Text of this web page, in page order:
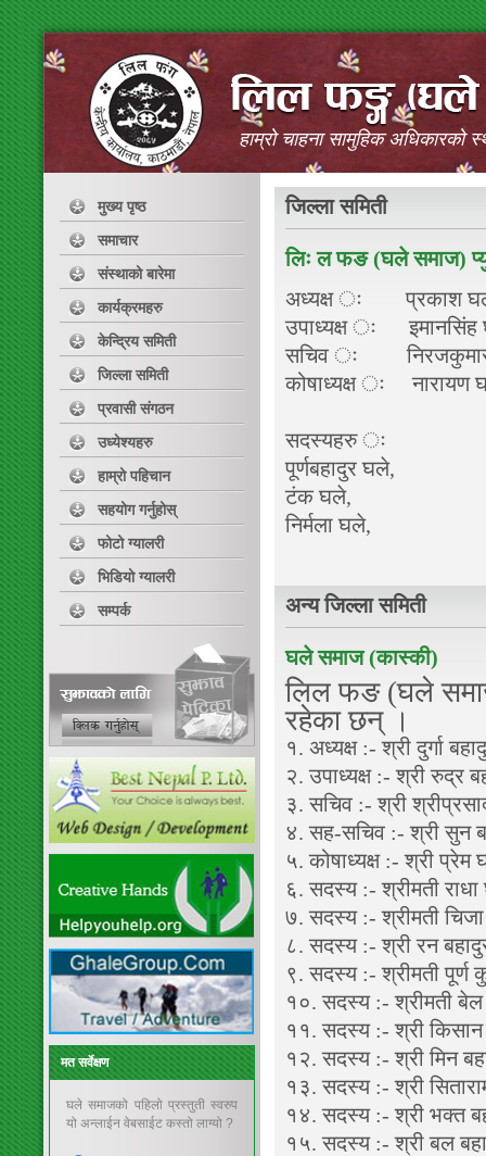
हाम्रो चाहना सामुहिक अधिकारको
मुख्य पृष्ठ
समाचार
संस्थाको बारेमा
कार्यक्रमहरु
केन्द्रिय समिती
जिल्ला समिती
प्रवासी संगठन
उध्येश्यहरु
हाम्रो पहिचान
सहयोग गर्नुहोस्
फोटो ग्यालरी
भिडियो ग्यालरी
सम्पर्क
मत सर्वेक्षण
घले समाजको पहिलो प्रस्तुती स्वरुप
यो अन्लाईन वेबसाईट कस्तो लाग्यो ?
जिल्ला समिती
लिः ल फङ (घले समाज)
अध्यक्ष ः प्रकाश
उपाध्यक्ष ः
सचिव ः
कोषाध्यक्ष ः
सदस्यहरु ः
पूर्णबहादुर घले,
टंक घले,
निर्मला घले,
अन्य जिल्ला समिती
घले समाज (कास्की)
लिल फङ (घले
रहेका छन् ।
१. अध्यक्ष :- श्री दुर्गा
२. उपाध्यक्ष :- श्री रुद्र
३. सचिव :- श्री
४. सह-सचिव :- श्री सुन
५. कोषाध्यक्ष :- श्री प्रेम
६. सदस्य :- श्रीमती
७. सदस्य :- श्रीमती
८. सदस्य :- श्री रन
९. सदस्य :- श्रीमती पूर्ण
१०. सदस्य :- श्रीमती
११. सदस्य :- श्री
१२. सदस्य :- श्री मिन
१३. सदस्य :- श्री
१४. सदस्य :- श्री भक्त
१५. सदस्य :- श्री बल